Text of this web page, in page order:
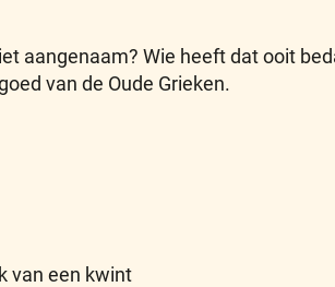
aangenaam? Wie heeft dat ooit
van de Oude Grieken.
van een kwint